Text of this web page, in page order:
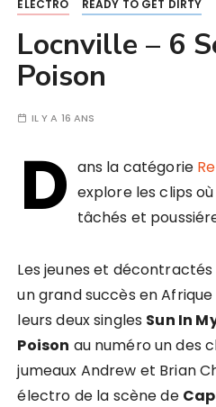
ELECTRO READY TO GET DIRTY
Locnville – 6
Poison
IL Y A 16 ANS
D ans la catégorie
explore les clips
tâchés et
Les jeunes et décontractés
un grand succès en
leurs deux singles Sun In
Poison au numéro un des
jumeaux Andrew et Brian
électro de la scène de